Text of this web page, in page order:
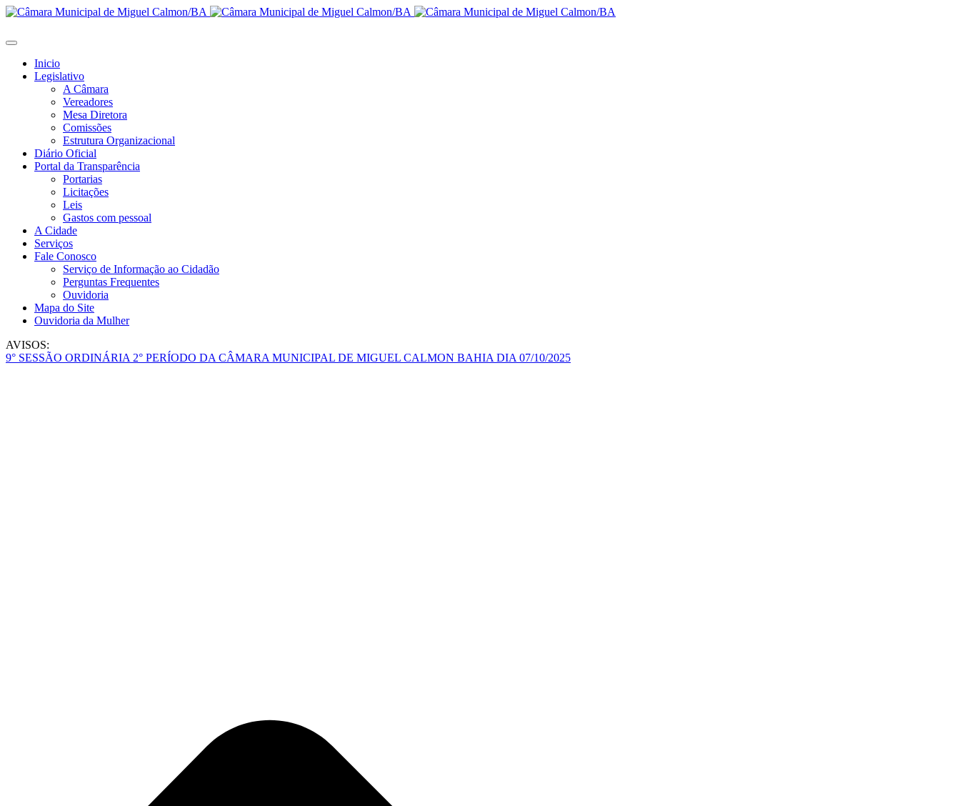
Inicio
Legislativo
A Câmara
Vereadores
Mesa Diretora
Comissões
Estrutura Organizacional
Diário Oficial
Portal da Transparência
Portarias
Licitações
Leis
Gastos com pessoal
A Cidade
Serviços
Fale Conosco
Serviço de Informação ao Cidadão
Perguntas Frequentes
Ouvidoria
Mapa do Site
Ouvidoria da Mulher
AVISOS:
9° SESSÃO ORDINÁRIA 2° PERÍODO DA CÂMARA MUNICIPAL DE MIGUEL CALMON BAHIA DIA 07/10/2025